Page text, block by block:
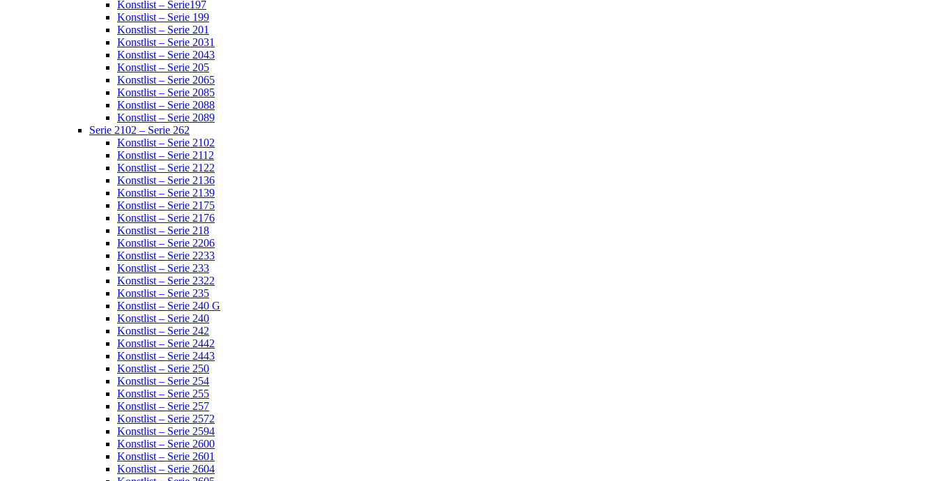
Konstlist – Serie197
Konstlist – Serie 199
Konstlist – Serie 201
Konstlist – Serie 2031
Konstlist – Serie 2043
Konstlist – Serie 205
Konstlist – Serie 2065
Konstlist – Serie 2085
Konstlist – Serie 2088
Konstlist – Serie 2089
Serie 2102 – Serie 262
Konstlist – Serie 2102
Konstlist – Serie 2112
Konstlist – Serie 2122
Konstlist – Serie 2136
Konstlist – Serie 2139
Konstlist – Serie 2175
Konstlist – Serie 2176
Konstlist – Serie 218
Konstlist – Serie 2206
Konstlist – Serie 2233
Konstlist – Serie 233
Konstlist – Serie 2322
Konstlist – Serie 235
Konstlist – Serie 240 G
Konstlist – Serie 240
Konstlist – Serie 242
Konstlist – Serie 2442
Konstlist – Serie 2443
Konstlist – Serie 250
Konstlist – Serie 254
Konstlist – Serie 255
Konstlist – Serie 257
Konstlist – Serie 2572
Konstlist – Serie 2594
Konstlist – Serie 2600
Konstlist – Serie 2601
Konstlist – Serie 2604